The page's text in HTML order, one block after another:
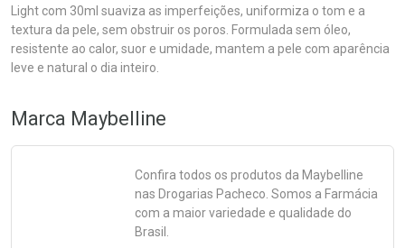
Light com 30ml suaviza as imperfeições, uniformiza o tom e a
textura da pele, sem obstruir os poros. Formulada sem óleo,
resistente ao calor, suor e umidade, mantem a pele com aparência
leve e natural o dia inteiro.
Marca Maybelline
Confira todos os produtos da Maybelline
nas Drogarias Pacheco. Somos a Farmácia
com a maior variedade e qualidade do
Brasil.